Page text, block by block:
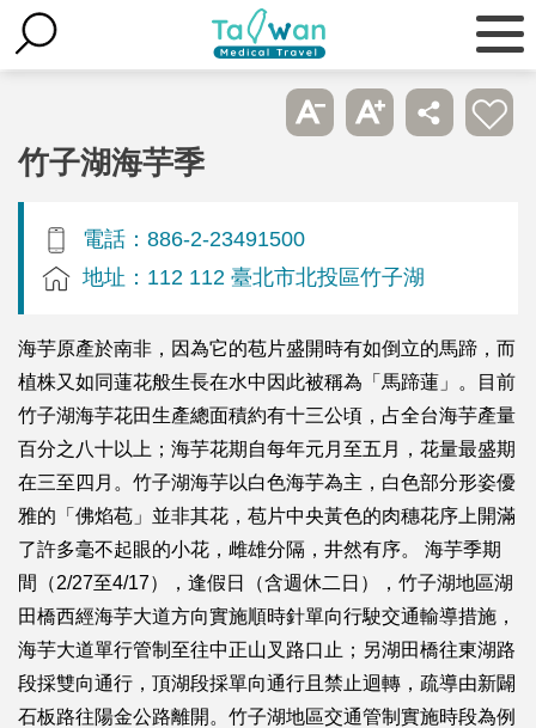
竹子湖海芋季
電話：886-2-23491500
地址：112 112 臺北市北投區竹子湖
海芋原產於南非，因為它的苞片盛開時有如倒立的馬蹄，而
植株又如同蓮花般生長在水中因此被稱為「馬蹄蓮」。目前
竹子湖海芋花田生產總面積約有十三公頃，占全台海芋產量
百分之八十以上；海芋花期自每年元月至五月，花量最盛期
在三至四月。竹子湖海芋以白色海芋為主，白色部分形姿優
雅的「佛焰苞」並非其花，苞片中央黃色的肉穗花序上開滿
了許多毫不起眼的小花，雌雄分隔，井然有序。 海芋季期
間（2/27至4/17），逢假日（含週休二日），竹子湖地區湖
田橋西經海芋大道方向實施順時針單向行駛交通輸導措施，
海芋大道單行管制至往中正山叉路口止；另湖田橋往東湖路
段採雙向通行，頂湖段採單向通行且禁止迴轉，疏導由新闢
石板路往陽金公路離開。竹子湖地區交通管制實施時段為例